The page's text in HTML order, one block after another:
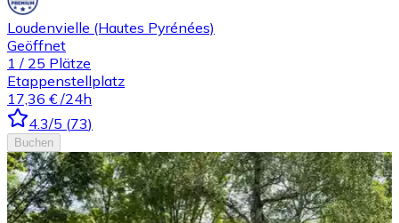
Loudenvielle (Hautes Pyrénées)
Geöffnet
1 / 25 Plätze
Etappenstellplatz
17,36 € /24h
4.3/5 (73)
Buchen